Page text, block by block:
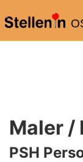
Maler /
PSH